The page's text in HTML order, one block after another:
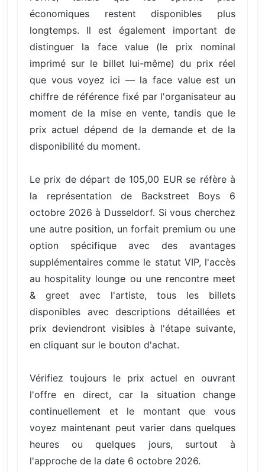
économiques restent disponibles plus
longtemps. Il est également important de
distinguer la face value (le prix nominal
imprimé sur le billet lui-même) du prix réel
que vous voyez ici — la face value est un
chiffre de référence fixé par l'organisateur au
moment de la mise en vente, tandis que le
prix actuel dépend de la demande et de la
disponibilité du moment.
Le prix de départ de 105,00 EUR se réfère à
la représentation de Backstreet Boys 6
octobre 2026 à Dusseldorf. Si vous cherchez
une autre position, un forfait premium ou une
option spécifique avec des avantages
supplémentaires comme le statut VIP, l'accès
au hospitality lounge ou une rencontre meet
& greet avec l'artiste, tous les billets
disponibles avec descriptions détaillées et
prix deviendront visibles à l'étape suivante,
en cliquant sur le bouton d'achat.
Vérifiez toujours le prix actuel en ouvrant
l'offre en direct, car la situation change
continuellement et le montant que vous
voyez maintenant peut varier dans quelques
heures ou quelques jours, surtout à
l'approche de la date 6 octobre 2026.